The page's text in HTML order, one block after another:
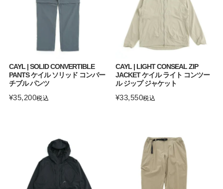
CAYL | SOLID CONVERTIBLE
PANTS ケイル ソリッド コンバー
チブル パンツ
¥35,200税込
CAYL | LIGHT CONSEAL ZIP
JACKET ケイル ライト コンツー
ル ジップ ジャケット
¥33,550税込